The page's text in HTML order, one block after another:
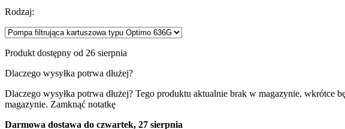
Rodzaj:
Produkt dostępny od 26 sierpnia
Dlaczego wysyłka potrwa dłużej?
Dlaczego wysyłka potrwa dłużej? Tego produktu aktualnie brak w magazynie, wkrótce
magazynie. Zamknąć notatkę
Darmowa dostawa do czwartek, 27 sierpnia